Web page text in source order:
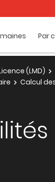
Par
(LMD)
Calcul